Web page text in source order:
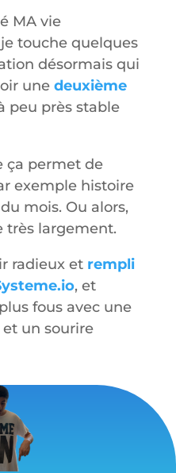
MA vie
touche quelques
désormais qui
une deuxième
peu près stable
ça permet de
exemple histoire
mois. Ou alors,
très largement.
radieux et rempli
, et
fous avec une
un sourire